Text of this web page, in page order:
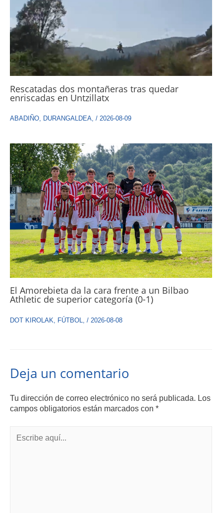
Rescatadas dos montañeras tras quedar
enriscadas en Untzillatx
ABADIÑO, DURANGALDEA, / 2026-08-09
El Amorebieta da la cara frente a un Bilbao
Athletic de superior categoría (0-1)
DOT KIROLAK FÚTBOL / 2026-08-08
Deja un comentario
Tu dirección de correo electrónico no será publicada. Los
campos obligatorios están marcados con *